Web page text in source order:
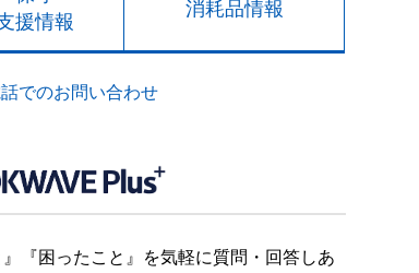
援情報
消耗品情報
でのお問い合わせ
『困ったこと』を気軽に質問・回答しあ